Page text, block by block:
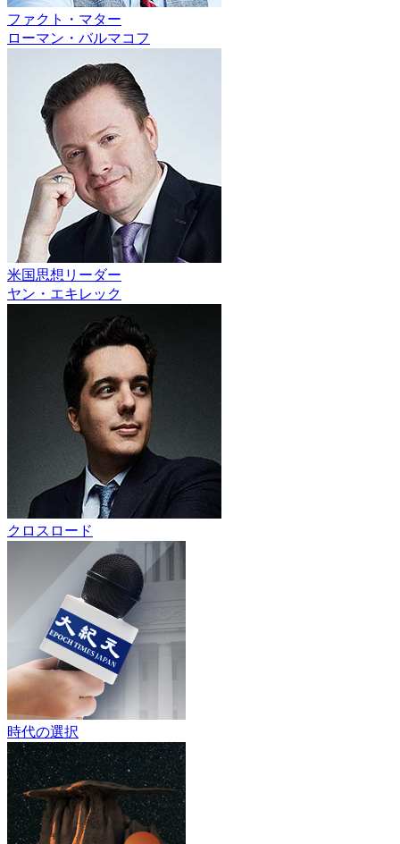
ファクト・マター
ローマン・バルマコフ
米国思想リーダー
ヤン・エキレック
クロスロード
時代の選択